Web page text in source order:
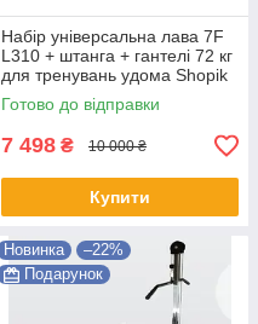
Набір універсальна лава 7F
L310 + штанга + гантелі 72 кг
для тренувань удома Shopik
Готово до відправки
7 498 ₴ 10 000 ₴
Купити
Новинка
–22%
Подарунок